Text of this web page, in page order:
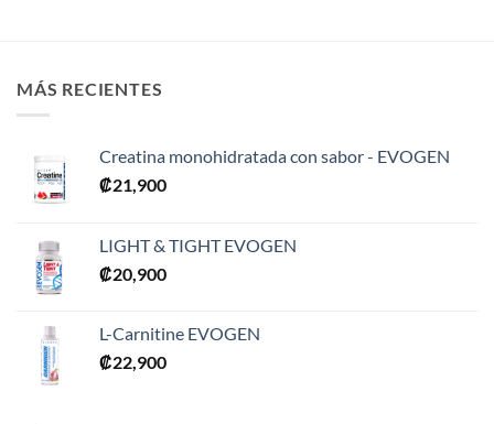
MÁS RECIENTES
Creatina monohidratada con sabor - EVOGEN
₡21,900
LIGHT & TIGHT EVOGEN
₡20,900
L-Carnitine EVOGEN
₡22,900